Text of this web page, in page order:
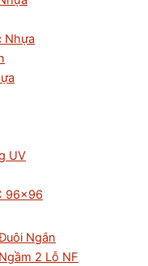
Nhựa
UV
96×96
Ngắn
2 Lỗ NF